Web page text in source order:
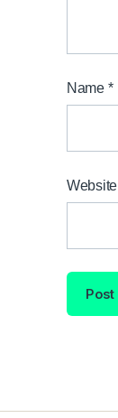
Name *
Website